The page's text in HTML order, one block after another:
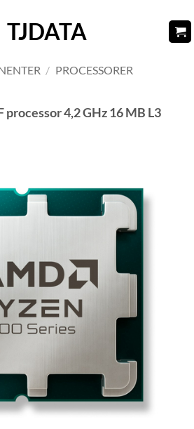
/ PROCESSORER
processor 4,2 GHz 16 MB L3